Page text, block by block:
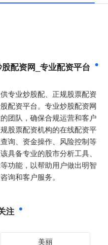
配资网_专业配资平台
专业炒股配、正规股票配资
配资平台。专业炒股配资网
团队，确保合规运营和客户
股票配资机构的在线配资平
询、资金操作、风险控制等
具备专业的股市分析工具、
功能，以帮助用户做出明智
询和客户服务。
注
美丽